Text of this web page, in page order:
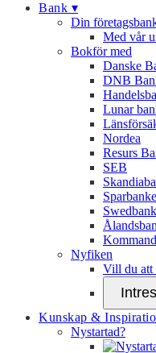
Bank ▾
Din
Med vår
Bokför med
Danske
DNB
Lunar
Nordea
Resurs
SEB
Nyfiken
Vill du att
Kunskap &
Nystartad?